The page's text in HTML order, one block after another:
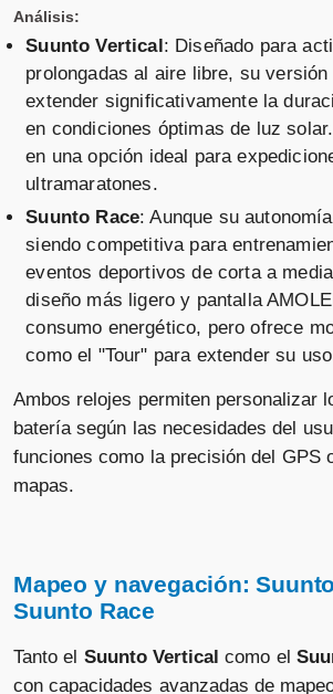
Suunto - Reloj GPS
Vertical.
Vendido por
📦 24-48h · 🚚 Gratis >99€ · 🔄
Suunto - Reloj GPS
Vertical Titanium
Vendido por
📦 24-48h · 🚚 Gratis >99€ · 🔄
Vendido por
Análisis:
Suunto Vertical: Diseñado para
prolongadas al aire libre, su versión
extender significativamente la
en condiciones óptimas de luz
en una opción ideal para
ultramaratones.
Suunto Race: Aunque su
siendo competitiva para
eventos deportivos de corta a
diseño más ligero y pantalla
consumo energético, pero ofrece
como el "Tour" para extender su
Ambos relojes permiten personalizar
batería según las necesidades del
funciones como la precisión del GPS
mapas.
Mapeo y navegación:
Suunto Race
Tanto el Suunto Vertical como el
con capacidades avanzadas de